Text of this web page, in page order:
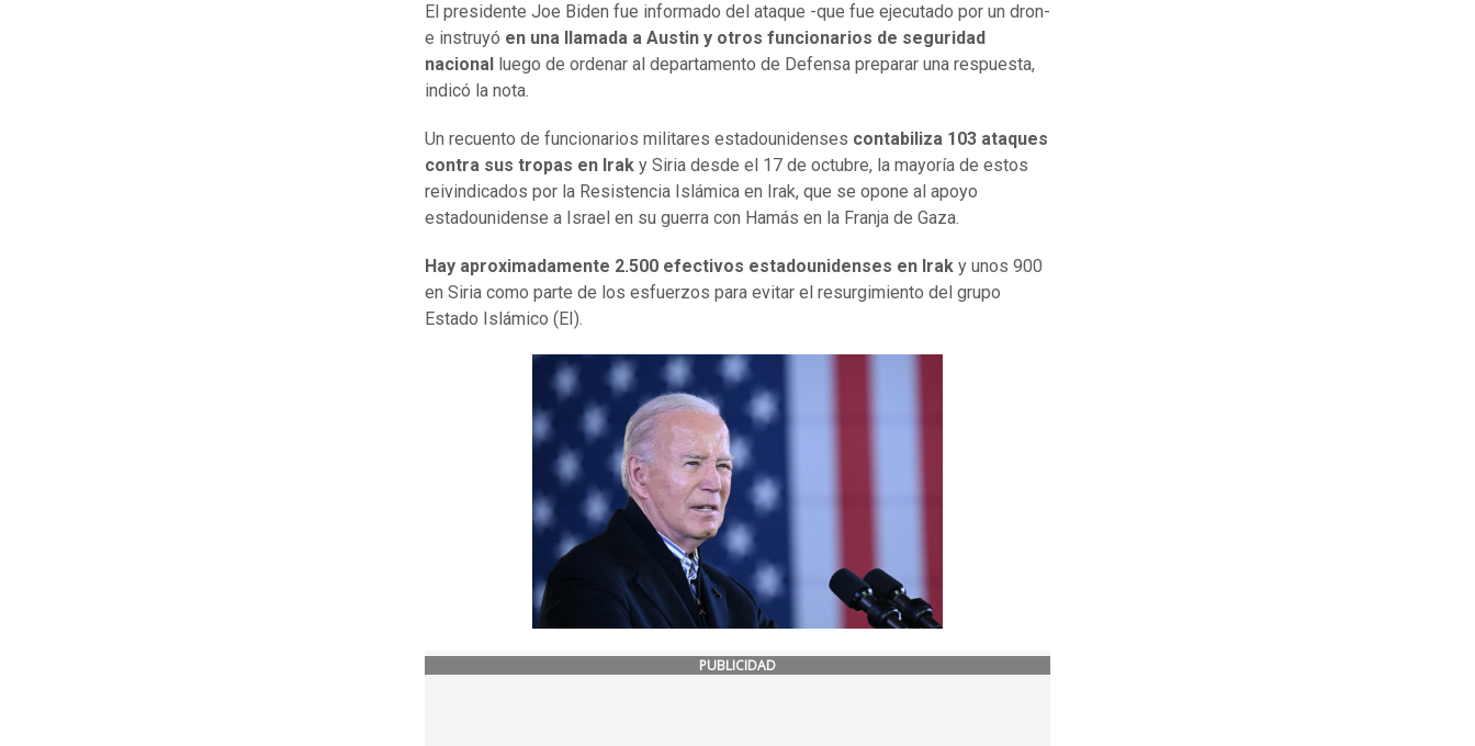
El presidente Joe Biden fue informado del ataque -que fue ejecutado por un dron-
e instruyó en una llamada a Austin y otros funcionarios de seguridad
nacional
luego de ordenar al departamento de Defensa preparar una respuesta,
indicó la nota.
Un recuento de funcionarios militares estadounidenses contabiliza 103 ataques
contra sus tropas en Irak y Siria desde el 17 de octubre, la mayoría de estos
reivindicados por la Resistencia Islámica en Irak, que se opone al apoyo
estadounidense a Israel en su guerra con Hamás en la Franja de Gaza.
Hay aproximadamente 2.500 efectivos estadounidenses en Irak y unos 900
en Siria como parte de los esfuerzos para evitar el resurgimiento del grupo
Estado Islámico (EI).
PUBLICIDAD